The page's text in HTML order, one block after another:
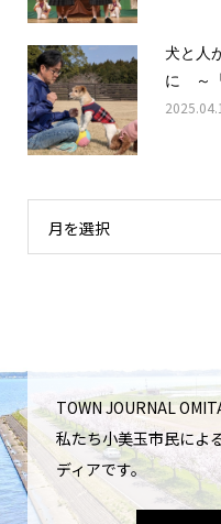
犬と人
に ～
月を選択
TOWN JOURNAL
私たち小美玉市民によ
ディアです。